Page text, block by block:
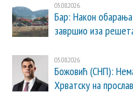
05.08.2026.
Бар: Након обарања
завршио иза
05.08.2026.
Божовић (СНП):
Хрватску на